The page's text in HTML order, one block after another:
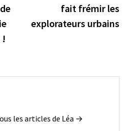
!
fait frémir les
explorateurs urbains
les articles de Léa →